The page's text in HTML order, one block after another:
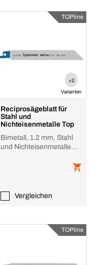
TOPline
+2
Varianten
Reciprosägeblatt für
Stahl und
Nichteisenmetalle Top
Bimetall, 1.2 mm, Stahl
und Nichteisenmetalle
Vergleichen
TOPline